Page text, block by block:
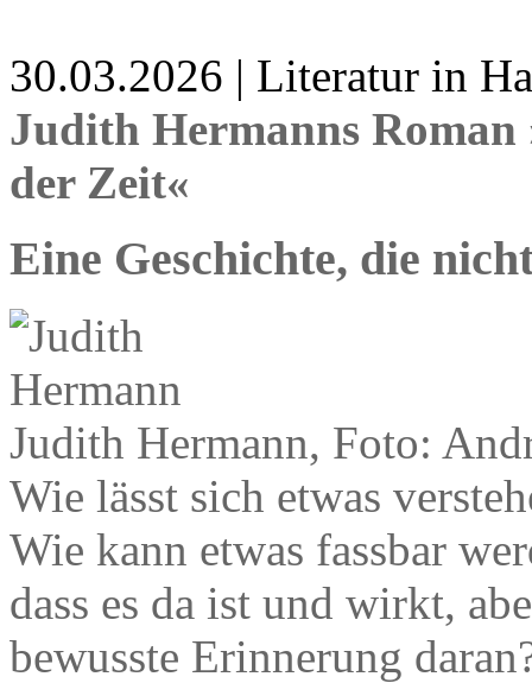
30.03.2026 | Literatur in
Judith Hermanns
der Zeit«
Eine Geschichte, die
Judith Hermann, Foto:
Wie lässt sich etwas
Wie kann etwas fassbar
dass es da ist und wirkt,
bewusste Erinnerung